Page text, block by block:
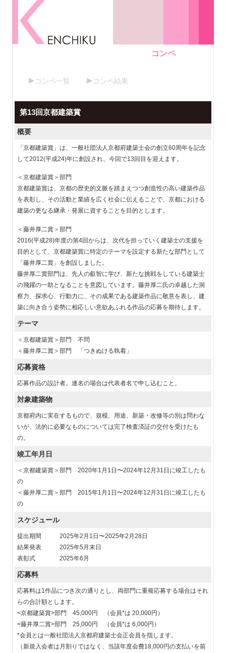
コンペ
コンペ一覧 コンペ結果
第13回京都建築賞
概要
「京都建築賞」は、一般社団法人京都府建築士会の創立60周年を記念
して2012(平成24)年に創設され、今回で13回目を迎えます。
＜京都建築賞＞部門
京都建築賞は、京都の歴史的文脈を踏まえつつ創造性の高い建築作品
を表彰し、その活動と業績を広く社会に伝えることで、京都における
建築の更なる継承・発展に資することを目的とします。
＜藤井厚二賞＞部門
2016(平成28)年度の第4回からは、次代を担っていく建築士の支援を
目的として、京都建築賞に特定のテーマを設定する新たな部門として
「藤井厚二賞」を創設しました。
藤井厚二賞部門は、先人の叡智に学び、新たな挑戦をしている建築士
の飛躍の一助となることを意図しています。藤井厚二氏の卓越した洞
察力、探求心、行動力に、その成果である建築作品に敬意を表し、建
築に向き合う姿勢に相応しい意欲あふれる作品の応募を期待します。
テーマ
＜京都建築賞＞部門 不問
＜藤井厚二賞＞部門 「つきぬける執着」
応募資格
応募作品の設計者。連名の場合は代表者名で申し込むこと。
対象建築物
京都府内に実在するもので、規模、用途、新築・改修等の別は問わな
いが、法的に必要なものについては完了検査済証の交付を受けたも
の。
竣工年月日
＜京都建築賞＞部門 2020年1月1日〜2024年12月31日に竣工したも
の
＜藤井厚二賞＞部門 2015年1月1日〜2024年12月31日に竣工したも
の
スケジュール
提出期間 2025年2月1日〜2025年2月28日
結果発表 2025年5月末日
表彰式 2025年6月
応募料
応募料は1作品につき次の通りとし、両部門に重複応募する場合はそれ
らの合計額とします。
<京都建築賞>部門 45,000円 （会員*は 20,000円）
<藤井厚二賞>部門 25,000円 （会員*は 6,000円）
*会員とは一般社団法人京都府建築士会正会員を指します。
（新規入会者は月割りではなく、当該年度会費18,000円の支払いを前